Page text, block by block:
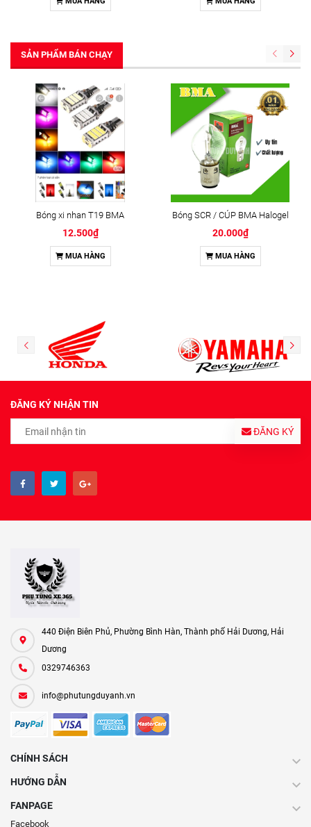
SẢN PHẨM BÁN CHẠY
Bóng xi nhan T19 BMA
12.500₫
MUA HÀNG
Bóng SCR / CÚP BMA Halogel
20.000₫
MUA HÀNG
ĐĂNG KÝ NHẬN TIN
ĐĂNG KÝ
440 Điện Biên Phủ, Phường Bình Hàn, Thành phố Hải Dương, Hải
Dương
0329746363
info@phutungduyanh.vn
CHÍNH SÁCH
HƯỚNG DẪN
FANPAGE
Facebook